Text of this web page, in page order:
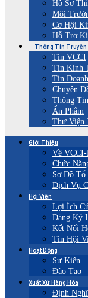
Hồ Sơ
Môi
Cơ Hội
Hỗ Trợ
Thông Tin Truyền
Tin VCCI
Tin Kinh
Tin
Chuyên
Thông
Ấn Phẩm
Thư Viện
Giới Thiệu
Về
Chức
Sơ Đồ Tổ
Dịch Vụ
Hội Viên
Lợi Ích
Đăng Ký
Kết Nối
Tin Hội
Hoạt Động
Sự Kiện
Đào Tạo
Xuất Xứ Hàng Hóa
Định